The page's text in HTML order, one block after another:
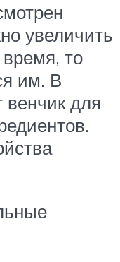
увеличить
время, то
им. В
венчик для